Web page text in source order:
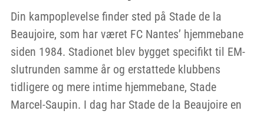
Din kampoplevelse finder sted på Stade de la
Beaujoire, som har været FC Nantes’ hjemmebane
siden 1984. Stadionet blev bygget specifikt til EM-
slutrunden samme år og erstattede klubbens
tidligere og mere intime hjemmebane, Stade
Marcel-Saupin. I dag har Stade de la Beaujoire en